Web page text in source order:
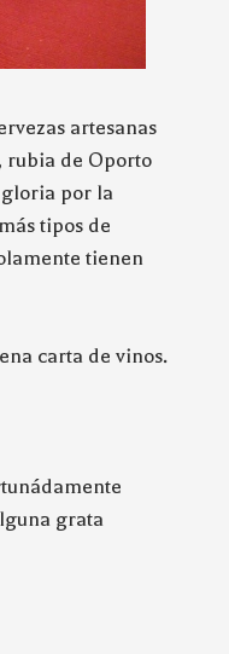
artesanas
rubia de Oporto
gloria por la
tipos de
tienen
carta de vinos.
grata